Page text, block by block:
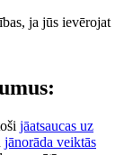
ja jūs ievērojat
jāatsaucas uz
jānorāda veiktās